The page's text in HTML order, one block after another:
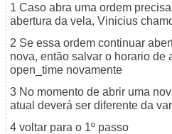
1 Caso abra uma ordem
abertura da vela, Vinicius
2 Se essa ordem continuar
nova, então salvar o horario de
open_time novamente
3 No momento de abrir uma
atual deverá ser diferente da
4 voltar para o 1º passo